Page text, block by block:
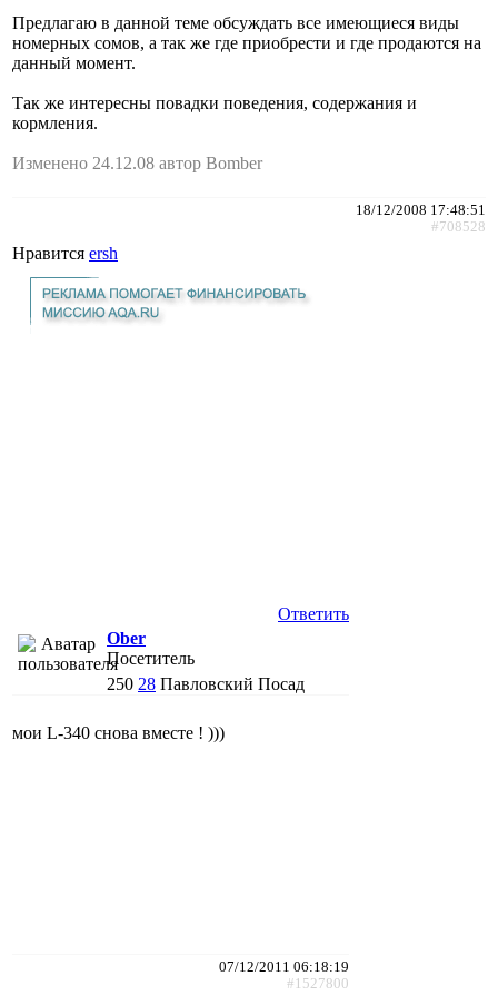
Предлагаю в данной теме обсуждать все имеющиеся виды
номерных сомов, а так же где приобрести и где продаются на
данный момент.
Так же интересны повадки поведения, содержания и
кормления.
Изменено 24.12.08 автор Bomber
18/12/2008 17:48:51
#708528
Нравится ersh
Ответить
Ober
Посетитель
250 28 Павловский Посад
мои L-340 снова вместе ! )))
07/12/2011 06:18:19
#1527800